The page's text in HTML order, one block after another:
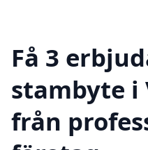
Få 3
stambyte i
från